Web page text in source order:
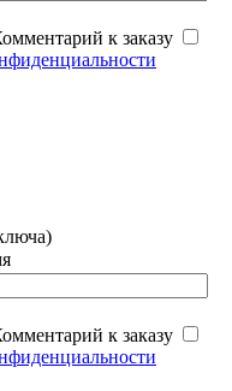
к заказу
к заказу